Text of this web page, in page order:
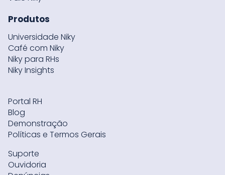
Produtos
Universidade Niky
Café com Niky
Niky para RHs
Niky Insights
Portal RH
Blog
Demonstração
Políticas e Termos Gerais
Suporte
Ouvidoria